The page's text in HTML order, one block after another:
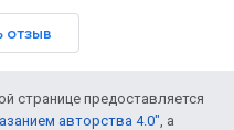
отзыв
странице предоставляется
авторства 4.0", а